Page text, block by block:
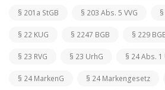
§ 201a StGB § 203 Abs. 5 VVG
§ 22 KUG § 2247 BGB § 229
§ 23 RVG § 23 UrhG § 24 Abs. 1
§ 24 MarkenG § 24 Markengesetz